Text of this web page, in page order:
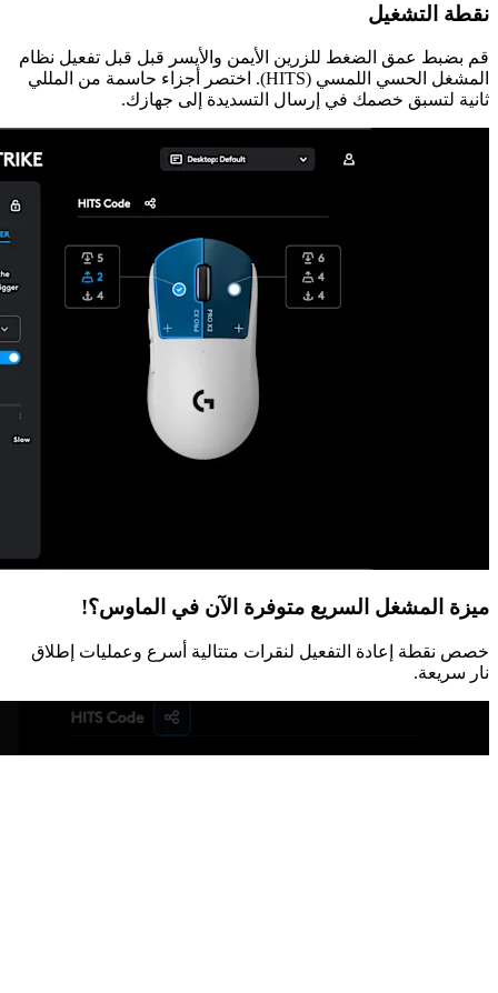
نقطة التشغيل
قم بضبط عمق الضغط للزرين الأيمن والأيسر قبل قبل تفعيل نظام
المشغل الحسي اللمسي (HITS). اختصر أجزاء حاسمة من المللي
ثانية لتسبق خصمك في إرسال التسديدة إلى جهازك.
ميزة المشغل السريع متوفرة الآن في الماوس؟!
خصص نقطة إعادة التفعيل لنقرات متتالية أسرع وعمليات إطلاق
نار سريعة.